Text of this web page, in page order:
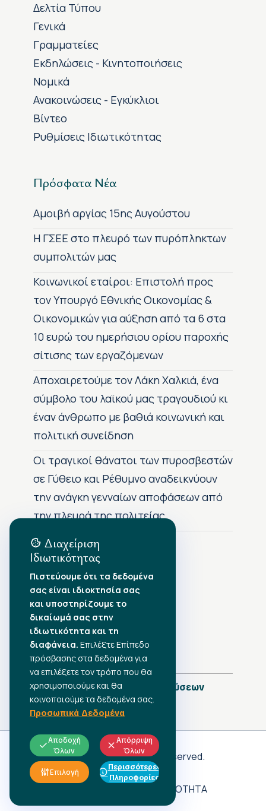
Δελτία Τύπου
Γενικά
Γραμματείες
Εκδηλώσεις - Κινητοποιήσεις
Νομικά
Ανακοινώσεις - Εγκύκλιοι
Βίντεο
Ρυθμίσεις Ιδιωτικότητας
Πρόσφατα Νέα
Αμοιβή αργίας 15ης Αυγούστου
H ΓΣΕΕ στο πλευρό των πυρόπληκτων
συμπολιτών μας
Κοινωνικοί εταίροι: Επιστολή προς
τον Υπουργό Εθνικής Οικονομίας &
Οικονομικών για αύξηση από τα 6 στα
10 ευρώ του ημερήσιου ορίου παροχής
σίτισης των εργαζόμενων
Αποχαιρετούμε τον Λάκη Χαλκιά, ένα
σύμβολο του λαϊκού μας τραγουδιού κι
έναν άνθρωπο με βαθιά κοινωνική και
πολιτική συνείδηση
Οι τραγικοί θάνατοι των πυροσβεστών
σε Γύθειο και Ρέθυμνο αναδεικνύουν
την ανάγκη γενναίων αποφάσεων από
την πλευρά της πολιτείας
Αρχείο Δημοσιεύσεων
•Αύγουστος 2026
•Ιούλιος 2026
•Ιούνιος 2026
•Μάιος 2026
•Απρίλιος 2026
•Μάρτιος 2026
Πλήρες Ημερολόγιο Δημοσιεύσεων
Γ.Σ.Ε.Ε
© 2026 All rights reserved.
ΠΡΟΣΩΠΙΚΑ ΔΕΔΟΜΕΝΑ
ΠΡΟΣΒΑΣΙΜΟΤΗΤΑ
Διαχείριση
Ιδιωτικότητας
Πιστεύουμε ότι τα δεδομένα
σας είναι ιδιοκτησία σας
και υποστηρίζουμε το
δικαίωμά σας στην
ιδιωτικότητα και τη
διαφάνεια. Επιλέξτε Επίπεδο
πρόσβασης στα δεδομένα για
να επιλέξετε τον τρόπο που θα
χρησιμοποιούμε και θα
κοινοποιούμε τα δεδομένα σας.
Προσωπικά Δεδομένα
Αποδοχή
Όλων
Απόρριψη
Όλων
Επιλογή
Περισσότερες
Πληροφορίες